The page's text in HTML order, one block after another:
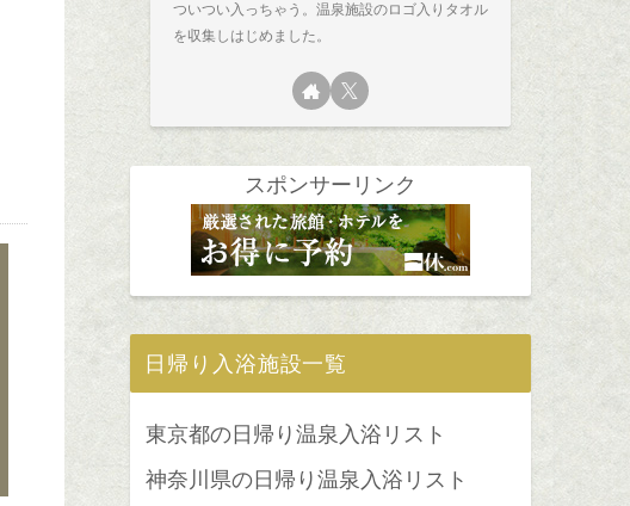
ついつい入っちゃう。温泉施設のロゴ入りタオル
を収集しはじめました。
スポンサーリンク
日帰り入浴施設一覧
東京都の日帰り温泉入浴リスト
神奈川県の日帰り温泉入浴リスト